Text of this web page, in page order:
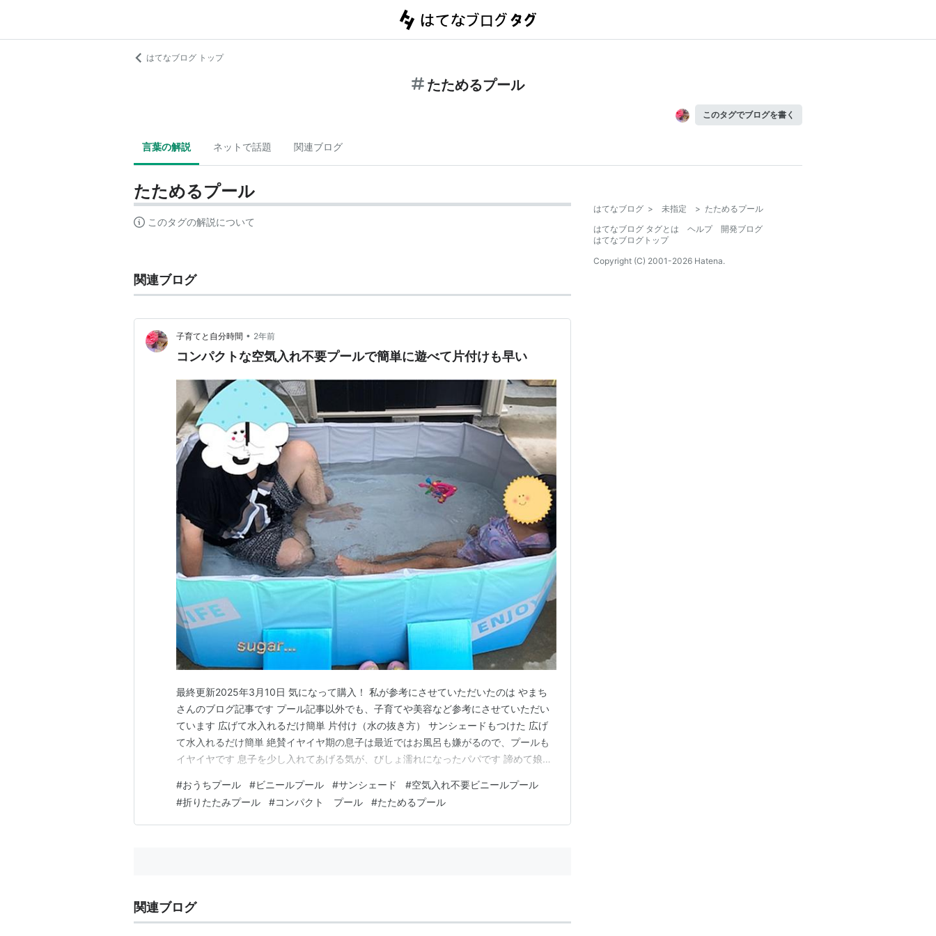
はてなブログ トップ
たためるプール
このタグでブログを書く
言葉の解説 ネットで話題 関連ブログ
たためるプール
このタグの解説について
関連ブログ
子育てと自分時間 • 2年前
コンパクトな空気入れ不要プールで簡単に遊べて片付けも早い
最終更新2025年3月10日 気になって購入！ 私が参考にさせていただいたのは やまち
さんのブログ記事です プール記事以外でも、子育てや美容など参考にさせていただい
ています 広げて水入れるだけ簡単 片付け（水の抜き方） サンシェードもつけた 広げ
て水入れるだけ簡単 絶賛イヤイヤ期の息子は最近ではお風呂も嫌がるので、プールも
イヤイヤです 息子を少し入れてあげる気が、びしょ濡れになったパパです 諦めて娘と
片付け（水の抜き方） ※プール内3ヶ所開けると、側面1ヶ所からまとめて水流れます
少し逆さに乾かして ささっと拭…
#おうちプール #ビニールプール #サンシェード #空気入れ不要ビニールプール
#折りたたみプール #コンパクト プール #たためるプール
関連ブログ
はてなブログ > 未指定 > たためるプール
はてなブログ タグとは
ヘルプ
開発ブログ
はてなブログトップ
Copyright (C) 2001-2026 Hatena.